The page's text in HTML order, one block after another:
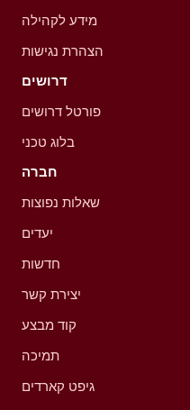
מידע לקהילה
הצהרת נגישות
דרושים
פורטל דרושים
בלוג טכני
חברה
שאלות נפוצות
יעדים
חדשות
יצירת קשר
קוד מבצע
תמיכה
גיפט קארדים